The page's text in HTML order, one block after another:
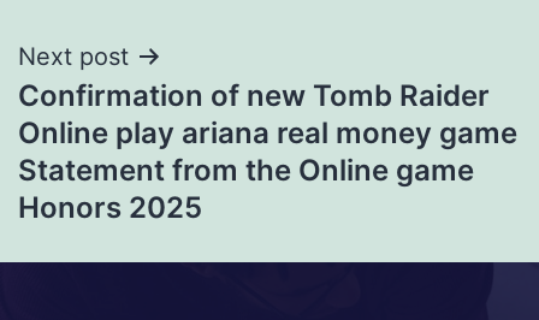
Next post
Confirmation of new Tomb Raider
Online play ariana real money game
Statement from the Online game
Honors 2025